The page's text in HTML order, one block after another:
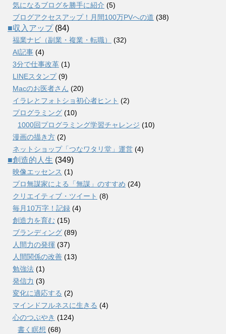
気になるブログを勝手に紹介 (5)
ブログアクセスアップ！月間100万PVへの道 (38)
■収入アップ(84)
福業ナビ（副業・複業・転職）
(32)
AI記事 (4)
3分で仕事改革 (1)
LINEスタンプ(9)
Macのお医者さん (20)
イラレとフォトショ初心者ヒント (2)
プログラミング (10)
1000回プログラミング学習チャレンジ (10)
漫画の描き方 (2)
ネットショップ「つなワタリ堂」運営 (4)
■創造的人生 (349)
映像エッセンス (1)
プロ無謀家による「無謀」のすすめ (24)
クリエイティブ・ツイート (8)
毎月10万字！記録 (4)
創造力を育む (15)
ブランディング (89)
人間力の発揮 (37)
人間関係の改善 (13)
勉強法 (1)
発信力 (3)
変化に適応する (2)
マインドフルネスに生きる (4)
心のつぶやき (124)
書く瞑想 (68)